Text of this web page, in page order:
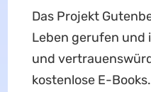
Das Projekt
Leben gerufen und
und
kostenlose E-